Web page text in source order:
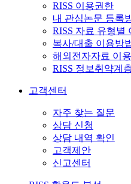
RISS 이용권한
내 관심논문 등록
RISS 자료 유형별
복사/대출 이용방
해외전자자료 이
RISS 정보취약계
고객센터
자주 찾는 질문
상담 신청
상담 내역 확인
고객제안
신고센터